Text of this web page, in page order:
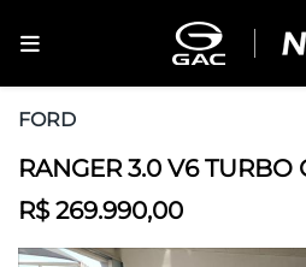
FORD
RANGER 3.0 V6 TURBO
R$ 269.990,00